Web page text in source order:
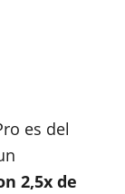
es del
2,5x de